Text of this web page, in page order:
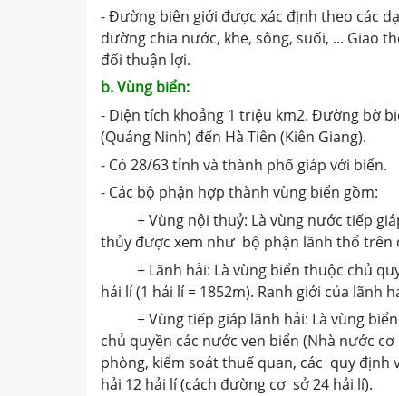
- Đường biên giới được xác định theo các
đường chia nước, khe, sông, suối, ...
đối thuận lợi.
b. Vùng biển:
- Diện tích khoảng 1 triệu km2. Đường bờ
(Quảng Ninh) đến Hà Tiên (Kiên Giang).
- Có 28/63 tỉnh và thành phố giáp với biển.
- Các bộ phận hợp thành vùng biển gồm:
+ Vùng nội thuỷ: Là vùng nước tiếp
thủy được xem như bộ phận lãnh thổ trên
+ Lãnh hải: Là vùng biển thuộc chủ
hải lí (1 hải lí = 1852m). Ranh giới của lãnh
+ Vùng tiếp giáp lãnh hải: Là vùng biển
chủ quyền các nước ven biển (Nhà nước
phòng, kiểm soát thuế quan, các quy định
hải 12 hải lí (cách đường cơ sở 24 hải lí).